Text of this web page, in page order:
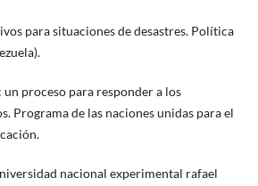
para situaciones de desastres. Política
proceso para responder a los
Programa de las naciones unidas para el
nacional experimental rafael